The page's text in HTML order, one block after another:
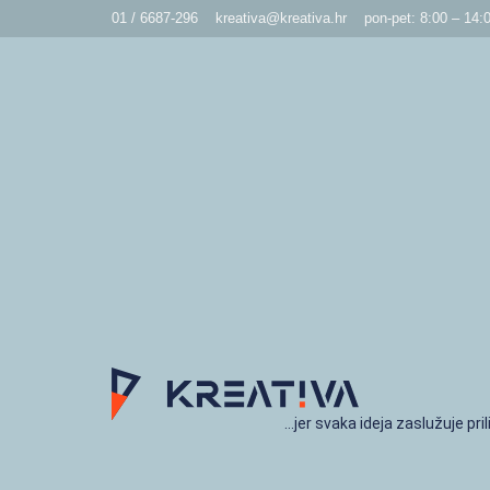
01 / 6687-296 kreativa@kreativa.hr pon-pet: 8:00 –
…jer svaka ideja zaslužuje